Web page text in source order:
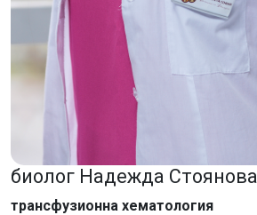
биолог Надежда Стоянова
трансфузионна хематология